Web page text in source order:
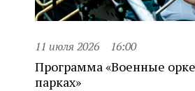
11 июля 2026 16:00
Программа «Военные
парках»